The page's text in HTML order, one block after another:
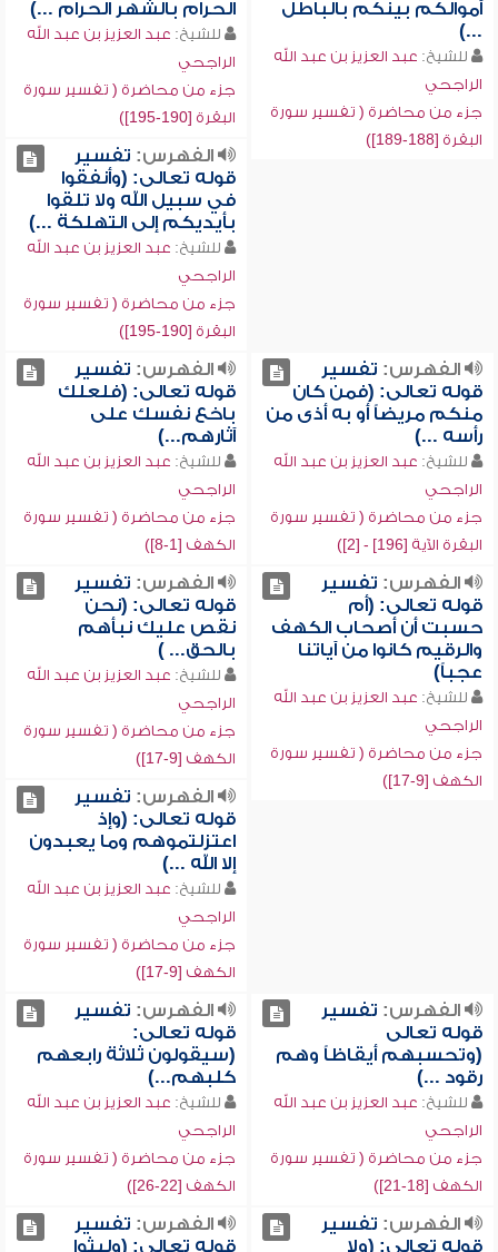
أموالكم بينكم بالباطل
...)
للشيخ: عبد العزيز بن عبد الله
الراجحي
جزء من محاضرة ( تفسير سورة
البقرة [188-189])
الحرام بالشهر الحرام ...)
للشيخ: عبد العزيز بن عبد الله
الراجحي
جزء من محاضرة ( تفسير سورة
البقرة [190-195])
الفهرس: تفسير
قوله تعالى: (وأنفقوا
في سبيل الله ولا تلقوا
بأيديكم إلى التهلكة ...)
للشيخ: عبد العزيز بن عبد الله
الراجحي
جزء من محاضرة ( تفسير سورة
البقرة [190-195])
الفهرس: تفسير
قوله تعالى: (فمن كان
منكم مريضاً أو به أذى من
رأسه ...)
للشيخ: عبد العزيز بن عبد الله
الراجحي
جزء من محاضرة ( تفسير سورة
البقرة الآية [196] - [2])
الفهرس: تفسير
قوله تعالى: (فلعلك
باخع نفسك على
آثارهم...)
للشيخ: عبد العزيز بن عبد الله
الراجحي
جزء من محاضرة ( تفسير سورة
الكهف [1-8])
الفهرس: تفسير
قوله تعالى: (أم
حسبت أن أصحاب الكهف
والرقيم كانوا من آياتنا
عجباً)
للشيخ: عبد العزيز بن عبد الله
الراجحي
جزء من محاضرة ( تفسير سورة
الكهف [9-17])
الفهرس: تفسير
قوله تعالى: (نحن
نقص عليك نبأهم
بالحق... )
للشيخ: عبد العزيز بن عبد الله
الراجحي
جزء من محاضرة ( تفسير سورة
الكهف [9-17])
الفهرس: تفسير
قوله تعالى: (وإذ
اعتزلتموهم وما يعبدون
إلا الله ...)
للشيخ: عبد العزيز بن عبد الله
الراجحي
جزء من محاضرة ( تفسير سورة
الكهف [9-17])
الفهرس: تفسير
قوله تعالى
(وتحسبهم أيقاظاً وهم
رقود ...)
للشيخ: عبد العزيز بن عبد الله
الراجحي
جزء من محاضرة ( تفسير سورة
الكهف [18-21])
الفهرس: تفسير
قوله تعالى:
(سيقولون ثلاثة رابعهم
كلبهم...)
للشيخ: عبد العزيز بن عبد الله
الراجحي
جزء من محاضرة ( تفسير سورة
الكهف [22-26])
الفهرس: تفسير
قوله تعالى: (ولا
الفهرس: تفسير
قوله تعالى: (ولبثوا